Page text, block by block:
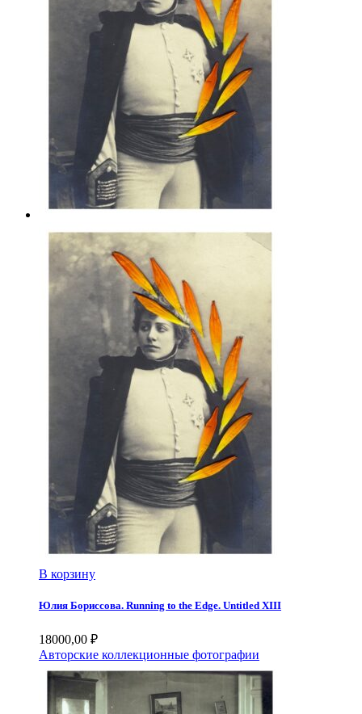
В корзину
Юлия Бориссова. Running to the Edge. Untitled XIII
18000,00 ₽
Авторские коллекционные фотографии